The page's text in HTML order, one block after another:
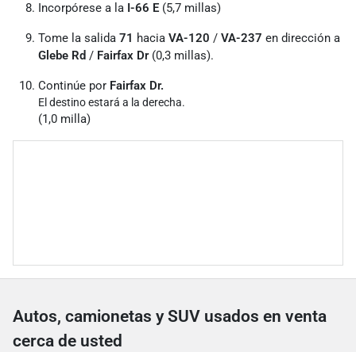
Incorpórese a la I-66 E (5,7 millas)
Tome la salida 71 hacia VA-120 / VA-237 en dirección a
Glebe Rd / Fairfax Dr(0,3 millas).
Continúe por Fairfax Dr.
El destino estará a la derecha.
(1,0 milla)
Autos, camionetas y SUV usados ​​en venta
cerca de usted